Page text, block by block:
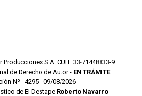
Producciones S.A. CUIT: 33-71448833-9
de Derecho de Autor - EN TRÁMITE
Nº - 4295 - 09/08/2026
de El Destape Roberto Navarro